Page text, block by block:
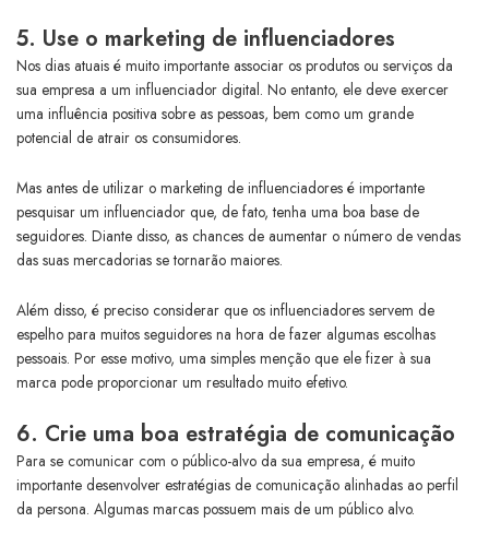
5. Use o marketing de influenciadores
Nos dias atuais é muito importante associar os produtos ou serviços da
sua empresa a um influenciador digital. No entanto, ele deve exercer
uma influência positiva sobre as pessoas, bem como um grande
potencial de atrair os consumidores.
Mas antes de utilizar o marketing de influenciadores é importante
pesquisar um influenciador que, de fato, tenha uma boa base de
seguidores. Diante disso, as chances de aumentar o número de vendas
das suas mercadorias se tornarão maiores.
Além disso, é preciso considerar que os influenciadores servem de
espelho para muitos seguidores na hora de fazer algumas escolhas
pessoais. Por esse motivo, uma simples menção que ele fizer à sua
marca pode proporcionar um resultado muito efetivo.
6. Crie uma boa estratégia de comunicação
Para se comunicar com o público-alvo da sua empresa, é muito
importante desenvolver estratégias de comunicação alinhadas ao perfil
da persona. Algumas marcas possuem mais de um público alvo.